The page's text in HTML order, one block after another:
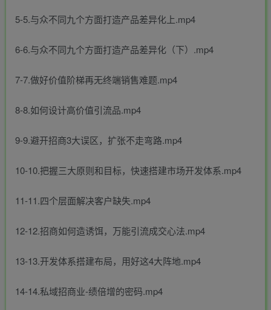
5-5.与众不同九个方面打造产品差异化上.mp4
6-6.与众不同九个方面打造产品差异化（下）.mp4
7-7.做好价值阶梯再无终端销售难题.mp4
8-8.如何设计高价值引流品.mp4
9-9.避开招商3大误区，扩张不走弯路.mp4
10-10.把握三大原则和目标，快速搭建市场开发体系.mp4
11-11.四个层面解决客户缺失.mp4
12-12.招商如何造诱饵，万能引流成交心法.mp4
13-13.开发体系搭建布局，用好这4大阵地.mp4
14-14.私域招商业-绩倍增的密码.mp4